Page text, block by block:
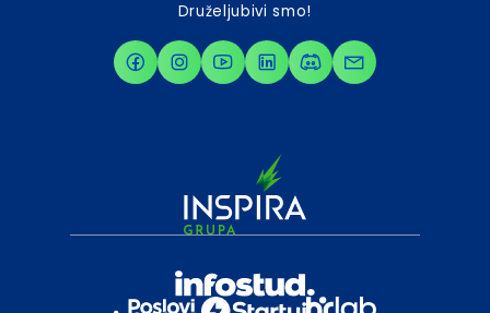
Druželjubivi smo!